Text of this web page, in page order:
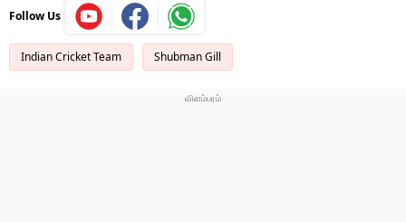
Follow Us
Indian Cricket Team Shubman Gill